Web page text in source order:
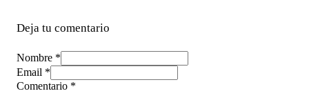
Deja tu comentario
Nombre *
Email *
Comentario *